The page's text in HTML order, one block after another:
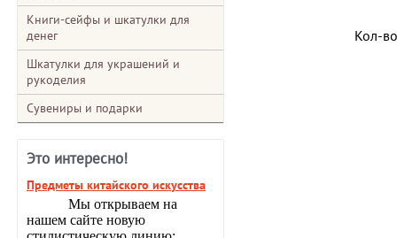
Кол-
Книги-сейфы и шкатулки для
денег
Шкатулки для украшений и
рукоделия
Сувениры и подарки
Это интересно!
Предметы китайского искусства
Мы открываем на
нашем сайте новую